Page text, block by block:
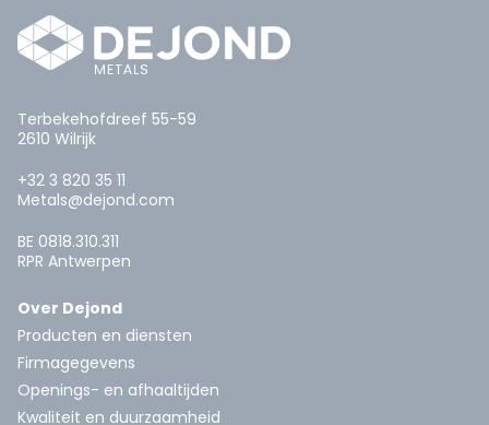
Terbekehofdreef 55-59
2610 Wilrijk
+32 3 820 35 11
Metals@dejond.com
BE 0818.310.311
RPR Antwerpen
Over Dejond
Producten en diensten
Firmagegevens
Openings- en afhaaltijden
Kwaliteit en duurzaamheid